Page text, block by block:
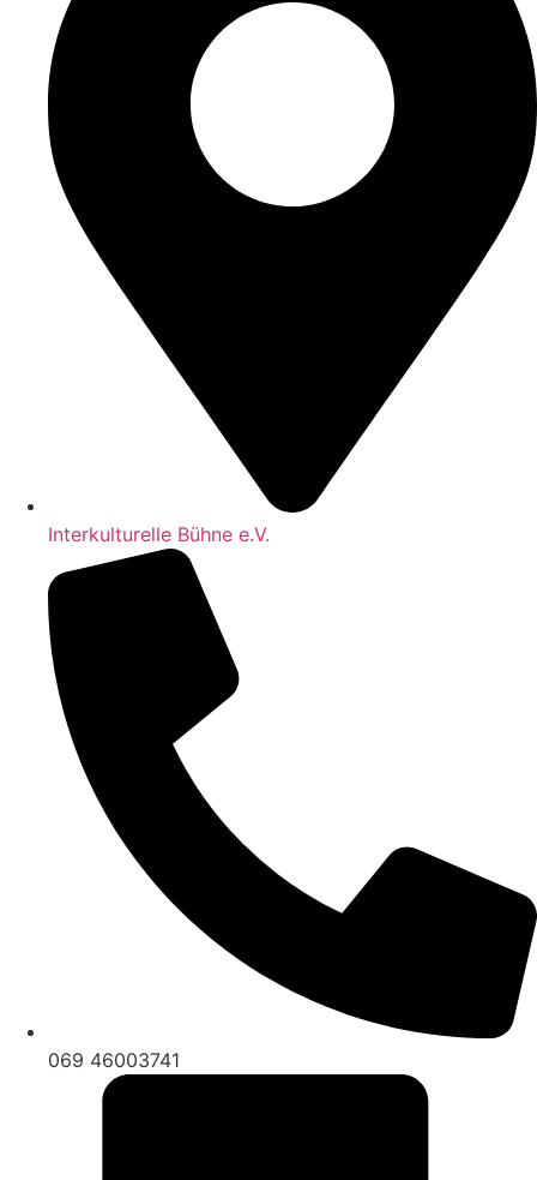
Interkulturelle Bühne e.V.
069 46003741